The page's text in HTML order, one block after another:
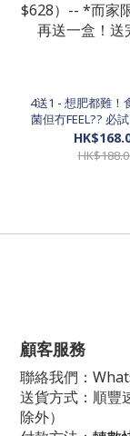
4送1 - 想肥都難！
菌但冇FEEL?? 必
一條蘊含三大瘦身
菌、益生元、罕
顧客服務
聯絡我們：
送貨方式：順豐
除外）